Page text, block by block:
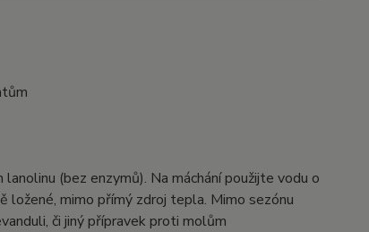
(bez enzymů). Na máchání použijte vodu o
mimo přímý zdroj tepla. Mimo sezónu
či jiný přípravek proti molům